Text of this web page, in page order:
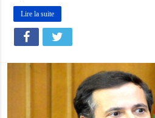
Lire la suite